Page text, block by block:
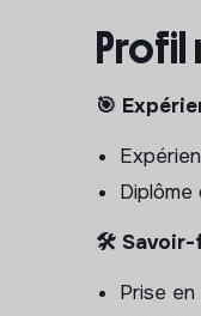
📍 Lieu :
CE QUE
📋 Contrat :
🕰Début :
🖇
Temps
Profil
🎯
Diplôme
🛠 Savoir-
Prise